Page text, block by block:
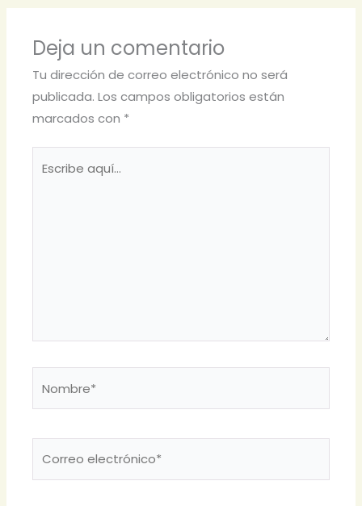
Deja un comentario
Tu dirección de correo electrónico no será
publicada. Los campos obligatorios están
marcados con *